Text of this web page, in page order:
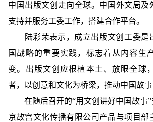
中国出版文创走向全球。中国外文局及
支持并服务工委工作，搭建合作平台。
陆彩荣表示，成立出版文创工委是
国战略的重要实践，标志着从内容生
变。出版文创应根植本土、放眼全球
者，以创意和文化为桥梁，推动中国故事
在随后召开的“用文创讲好中国故事”
京故宫文化传播有限公司产品与项目部